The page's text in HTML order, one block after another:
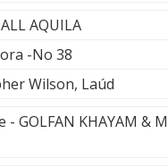
AQUILA
-No 38
Wilson, Laúd
- GOLFAN KHAYAM &